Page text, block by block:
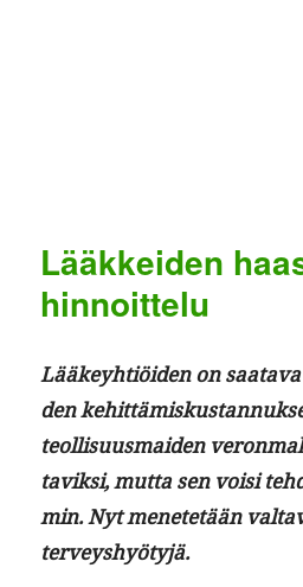
Lääkkeiden
hinnoittelu
Lääkey­htiöi­den on
den
teol­lisu­us­maid­en
taviksi, mut­ta sen voisi
min. Nyt menetetään
terveyshyötyjä.